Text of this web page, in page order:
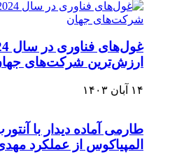
ارزش‌ترین شرکت‌های
۱۴ آبان ۱۴۰۳
طارمی آماده دیدار با
المپیاکوس از عملکرد